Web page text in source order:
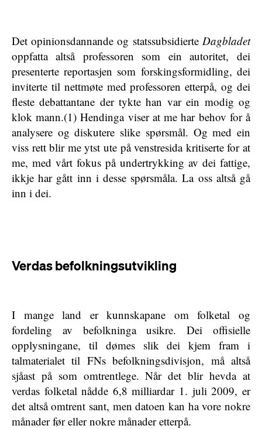
Det opinionsdannande og statssubsidierte Dagbladet
oppfatta altså professoren som ein autoritet, dei
presenterte reportasjen som forskingsformidling, dei
inviterte til nettmøte med professoren etterpå, og dei
fleste debattantane der tykte han var ein modig og
klok mann.(1) Hendinga viser at me har behov for å
analysere og diskutere slike spørsmål. Og med ein
viss rett blir me ytst ute på venstresida kritiserte for at
me, med vårt fokus på undertrykking av dei fattige,
ikkje har gått inn i desse spørsmåla. La oss altså gå
inn i dei.
Verdas befolkningsutvikling
I mange land er kunnskapane om folketal og
fordeling av befolkninga usikre. Dei offisielle
opplysningane, til dømes slik dei kjem fram i
talmaterialet til FNs befolkningsdivisjon, må altså
sjåast på som omtrentlege. Når det blir hevda at
verdas folketal nådde 6,8 milliardar 1. juli 2009, er
det altså omtrent sant, men datoen kan ha vore nokre
månader før eller nokre månader etterpå.